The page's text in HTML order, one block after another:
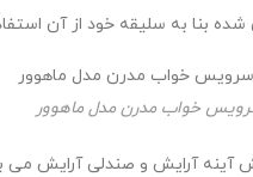
به سلیقه خود از آن
خواب مدرن مدل ماهوور
آرایش و صندلی آرایش می